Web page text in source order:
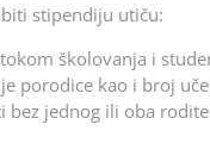
stipendiju utiču:
školovanja i
porodice kao i broj
bez jednog ili oba